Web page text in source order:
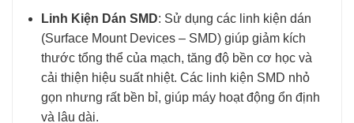
Linh Kiện Dán SMD: Sử dụng các linh kiện dán
(Surface Mount Devices – SMD) giúp giảm kích
thước tổng thể của mạch, tăng độ bền cơ học và
cải thiện hiệu suất nhiệt. Các linh kiện SMD nhỏ
gọn nhưng rất bền bỉ, giúp máy hoạt động ổn định
và lâu dài.